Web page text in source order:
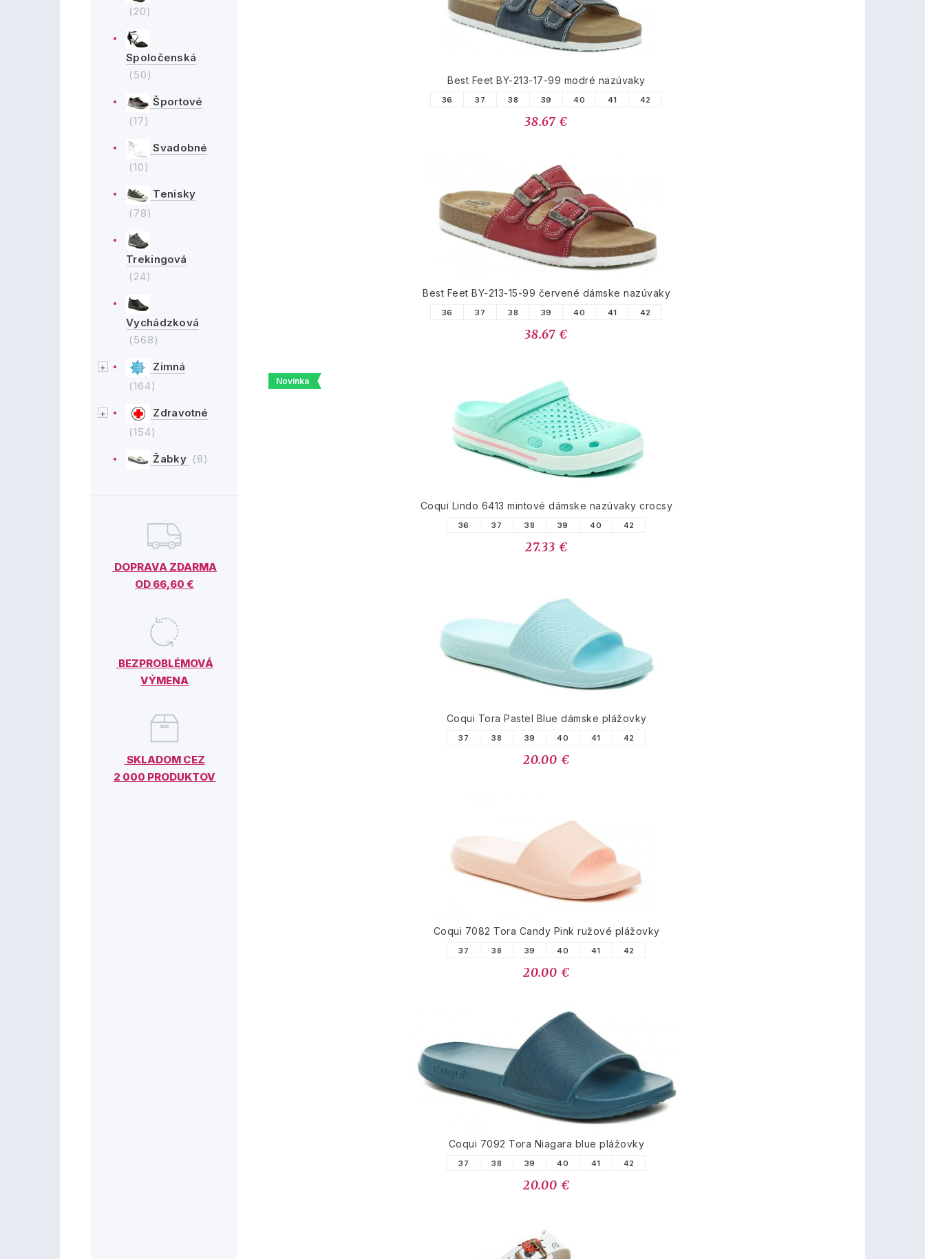
(20)
Spoločenská
(50)
Športové
(17)
Svadobné
(10)
Tenisky
(78)
Trekingová
(24)
Vychádzková
(568)
Zimná
(164)
Zdravotné
(154)
Žabky (8)
DOPRAVA ZDARMA
OD 66,60 €
BEZPROBLÉMOVÁ
VÝMENA
SKLADOM CEZ
2 000 PRODUKTOV
Best Feet BY-213-17-99 modré nazúvaky
36 37 38 39 40 41 42
38.67 €
Best Feet BY-213-15-99 červené dámske nazúvaky
36 37 38 39 40 41 42
38.67 €
Novinka
Coqui Lindo 6413 mintové dámske nazúvaky crocsy
36 37 38 39 40 42
27.33 €
Coqui Tora Pastel Blue dámske plážovky
37 38 39 40 41 42
20.00 €
Coqui 7082 Tora Candy Pink ružové plážovky
37 38 39 40 41 42
20.00 €
Coqui 7092 Tora Niagara blue plážovky
37 38 39 40 41 42
20.00 €